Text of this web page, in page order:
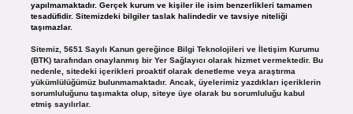
yapılmamaktadır. Gerçek kurum ve kişiler ile isim benzerlikleri tamamen
tesadüfidir. Sitemizdeki bilgiler taslak halindedir ve tavsiye niteliği
taşımazlar.
Sitemiz, 5651 Sayılı Kanun gereğince Bilgi Teknolojileri ve İletişim Kurumu
(BTK) tarafından onaylanmış bir Yer Sağlayıcı olarak hizmet vermektedir. Bu
nedenle, sitedeki içerikleri proaktif olarak denetleme veya araştırma
yükümlülüğümüz bulunmamaktadır. Ancak, üyelerimiz yazdıkları içeriklerin
sorumluluğunu taşımakta olup, siteye üye olarak bu sorumluluğu kabul
etmiş sayılırlar.